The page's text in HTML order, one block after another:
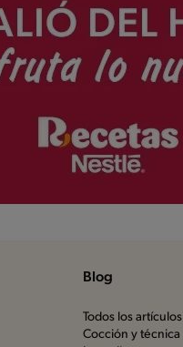
Blog
Todos los artículos
Cocción y técnica